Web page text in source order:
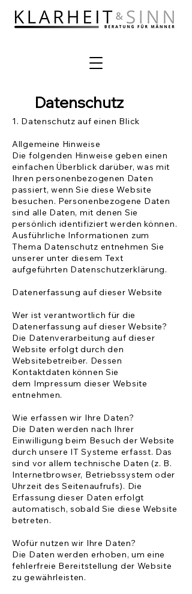
Datenschutz
1. Datenschutz auf einen Blick
Allgemeine Hinweise
Die folgenden Hinweise geben einen
einfachen Überblick darüber, was mit
Ihren personenbezogenen Daten
passiert, wenn Sie diese Website
besuchen. Personenbezogene Daten
sind alle Daten, mit denen Sie
persönlich identifiziert werden können.
Ausführliche Informationen zum
Thema Datenschutz entnehmen Sie
unserer unter diesem Text
aufgeführten Datenschutzerklärung.
Datenerfassung auf dieser Website
Wer ist verantwortlich für die
Datenerfassung auf dieser Website?
Die Datenverarbeitung auf dieser
Website erfolgt durch den
Websitebetreiber. Dessen
Kontaktdaten können Sie
dem Impressum dieser Website
entnehmen.
Wie erfassen wir Ihre Daten?
Die Daten werden nach Ihrer
Einwilligung beim Besuch der Website
durch unsere IT Systeme erfasst. Das
sind vor allem technische Daten (z. B.
Internetbrowser, Betriebssystem oder
Uhrzeit des Seitenaufrufs). Die
Erfassung dieser Daten erfolgt
automatisch, sobald Sie diese Website
betreten.
Wofür nutzen wir Ihre Daten?
Die Daten werden erhoben, um eine
fehlerfreie Bereitstellung der Website
zu gewährleisten.